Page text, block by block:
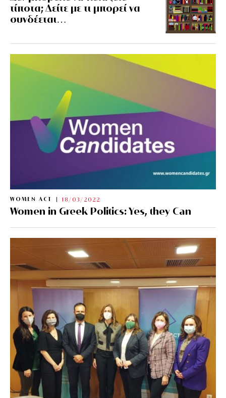
τίποτα; Δείτε με τι μπορεί να
συνδέεται…
WOMEN ACT 18/03/2022
Women in Greek Politics: Yes, they Can